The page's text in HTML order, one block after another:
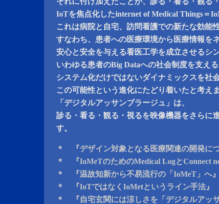
IoTを焦点化したinternet of Medical Things＝
これは病院と自宅、訪問看護での新たな効能
すなわち、患者への医療環境から医療情報を
安心と安全を与える看医工学を成立させるシ
いわゆる患者のBig Dataへの社会制度を支え
システム化だけではないダイナミックスを社
この可能性という進化にたどり着いたと考え
「デジタルアッサンブラージュ」は、
診る・看る・観る・視るを映像機器をさらに
す。
＊ 『デザイン対象となる医療関連の開発に
＊ 『IoMeTのためのMedical LogとConnect
＊ 『温故知新から不易流行の「IoMeT」へ
＊ 『IoTではなくIoMetというライン手法』
＊ 『自宅玄関には涼しさを「デジタルアッ